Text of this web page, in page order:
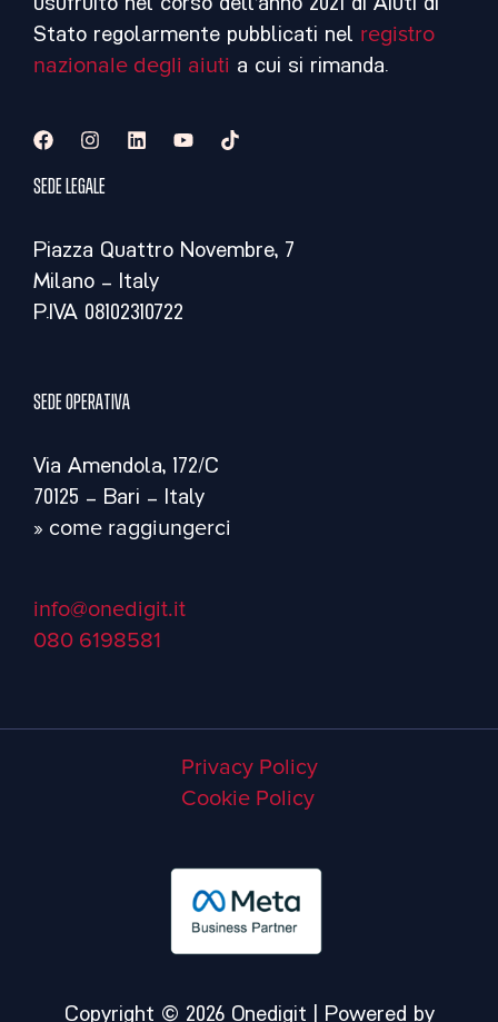
Stato regolarmente pubblicati nel registro
nazionale degli aiuti a cui si rimanda.
Sede legale
Piazza Quattro Novembre, 7
Milano – Italy
P.IVA 08102310722
Sede operativa
Via Amendola, 172/C
70125 – Bari – Italy
» come raggiungerci
info@onedigit.it
080 6198581
Privacy Policy
Cookie Policy
Copyright © 2026 Onedigit | Powered by